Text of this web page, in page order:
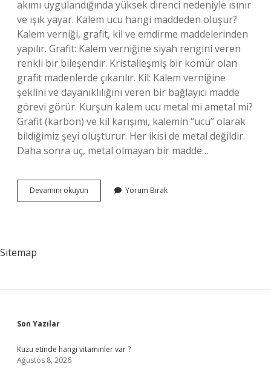
akımı uygulandığında yüksek direnci nedeniyle ısınır
ve ışık yayar. Kalem ucu hangi maddeden oluşur?
Kalem verniği, grafit, kil ve emdirme maddelerinden
yapılır. Grafit: Kalem verniğine siyah rengini veren
renkli bir bileşendir. Kristalleşmiş bir kömür olan
grafit madenlerde çıkarılır. Kil: Kalem verniğine
şeklini ve dayanıklılığını veren bir bağlayıcı madde
görevi görür. Kurşun kalem ucu metal mi ametal mi?
Grafit (karbon) ve kil karışımı, kalemin “ucu” olarak
bildiğimiz şeyi oluşturur. Her ikisi de metal değildir.
Daha sonra uç, metal olmayan bir madde…
Devamını okuyun
Ucu
Yorum Bırak
Sitemap
Sidebar
Son Yazılar
Kuzu etinde hangi vitaminler var ?
Ağustos 8, 2026